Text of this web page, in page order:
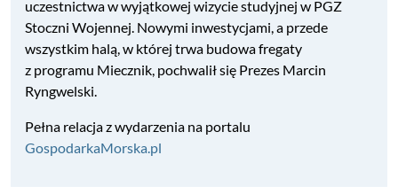
uczestnictwa w wyjątkowej wizycie studyjnej w PGZ
Stoczni Wojennej. Nowymi inwestycjami, a przede
wszystkim halą, w której trwa budowa fregaty
z programu Miecznik, pochwalił się Prezes Marcin
Ryngwelski.
Pełna relacja z wydarzenia na portalu
GospodarkaMorska.pl